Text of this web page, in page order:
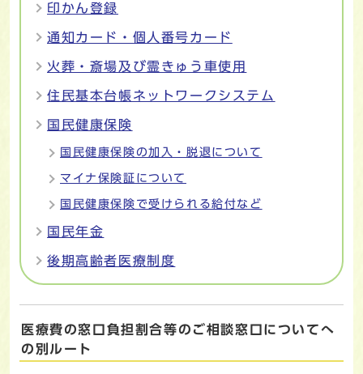
印かん登録
通知カード・個人番号カード
火葬・斎場及び霊きゅう車使用
住民基本台帳ネットワークシステム
国民健康保険
国民健康保険の加入・脱退について
マイナ保険証について
国民健康保険で受けられる給付など
国民年金
後期高齢者医療制度
医療費の窓口負担割合等のご相談窓口についてへ
の別ルート